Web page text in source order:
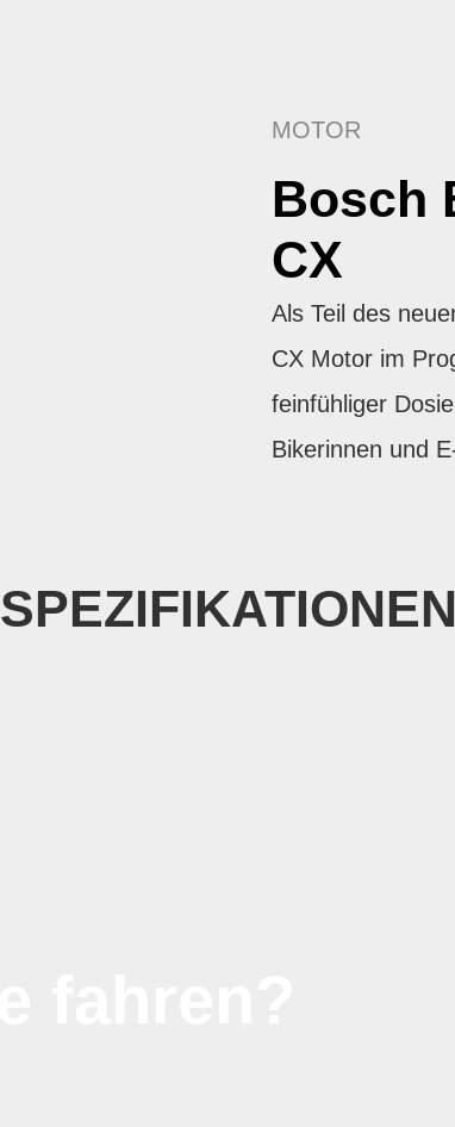
MOTOR
Bosch
CX
Als Teil des
CX Motor im
feinfühliger
Bikerinnen und
SPEZIFIKATIONEN